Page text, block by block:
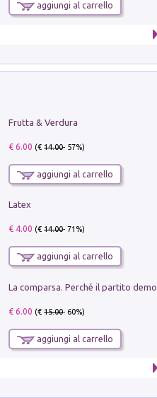
aggiungi al carrello
Frutta & Verdura
€ 6.00 (€14.00- 57%)
aggiungi al carrello
Latex
€ 4.00 (€14.00- 71%)
aggiungi al carrello
€ 6.00 (€15.00- 60%)
aggiungi al carrello